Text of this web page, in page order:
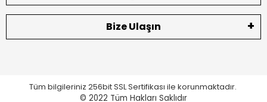
Bize Ulaşın
Tüm bilgileriniz 256bit SSL Sertifikası ile korunmaktadır.
© 2022 Tüm Hakları Saklıdır